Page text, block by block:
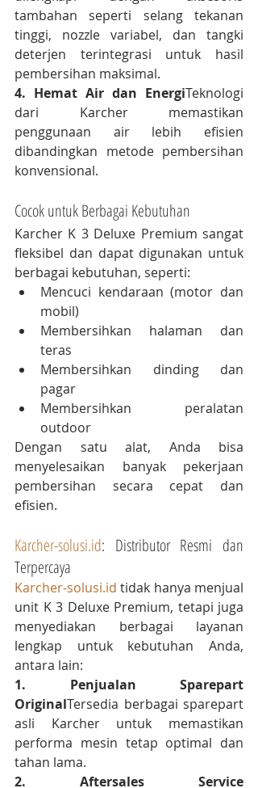
tambahan seperti selang tekanan
tinggi, nozzle variabel, dan tangki
deterjen terintegrasi untuk hasil
pembersihan maksimal.
4. Hemat Air dan EnergiTeknologi
dari Karcher memastikan
penggunaan air lebih efisien
dibandingkan metode pembersihan
konvensional.
Cocok untuk Berbagai Kebutuhan
Karcher K 3 Deluxe Premium sangat
fleksibel dan dapat digunakan untuk
berbagai kebutuhan, seperti:
Mencuci kendaraan (motor dan
mobil)
Membersihkan halaman dan
teras
Membersihkan dinding dan
pagar
Membersihkan peralatan
outdoor
Dengan satu alat, Anda bisa
menyelesaikan banyak pekerjaan
pembersihan secara cepat dan
efisien.
Karcher-solusi.id: Distributor Resmi dan
Terpercaya
Karcher-solusi.id tidak hanya menjual
unit K 3 Deluxe Premium, tetapi juga
menyediakan berbagai layanan
lengkap untuk kebutuhan Anda,
antara lain:
1. Penjualan Sparepart
OriginalTersedia berbagai sparepart
asli Karcher untuk memastikan
performa mesin tetap optimal dan
tahan lama.
2. Aftersales Service